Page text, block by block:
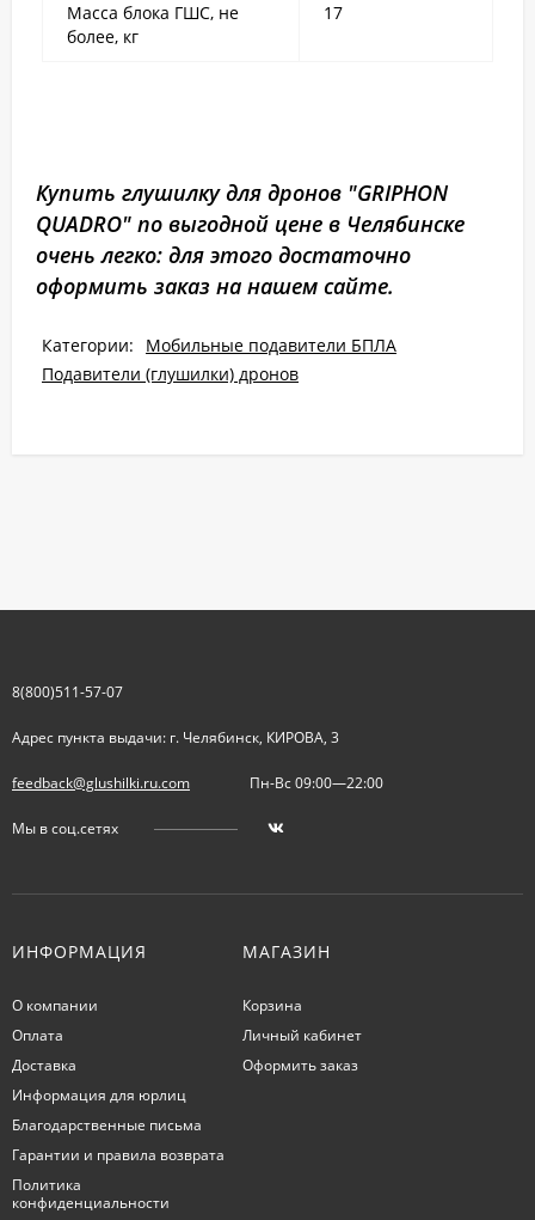
Масса блока ГШС, не
более, кг
17
Купить глушилку для дронов "GRIPHON
QUADRO" по выгодной цене в Челябинске
очень легко: для этого достаточно
оформить заказ на нашем сайте.
Категории:
Мобильные подавители БПЛА
Подавители (глушилки) дронов
8(800)511-57-07
Адрес пункта выдачи: г. Челябинск, КИРОВА, 3
feedback@glushilki.ru.com Пн-Вс 09:00—22:00
Мы в соц.сетях
ИНФОРМАЦИЯ
О компании
Оплата
Доставка
Информация для юрлиц
Благодарственные письма
Гарантии и правила возврата
Политика
конфиденциальности
МАГАЗИН
Корзина
Личный кабинет
Оформить заказ